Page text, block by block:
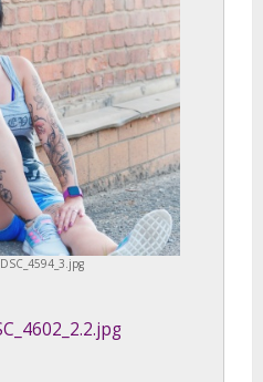
DSC_4594_3.jpg